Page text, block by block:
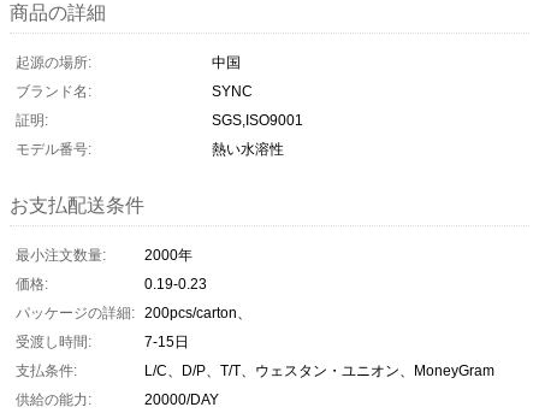
商品の詳細
起源の場所:
中国
ブランド名:
SYNC
証明:
SGS,ISO9001
モデル番号:
熱い水溶性
お支払配送条件
最小注文数量:
2000年
価格:
0.19-0.23
パッケージの詳細: 200pcs/carton、
受渡し時間:
7-15日
支払条件:
L/C、D/P、T/T、ウェスタン・ユニオン、MoneyGram
供給の能力:
20000/DAY